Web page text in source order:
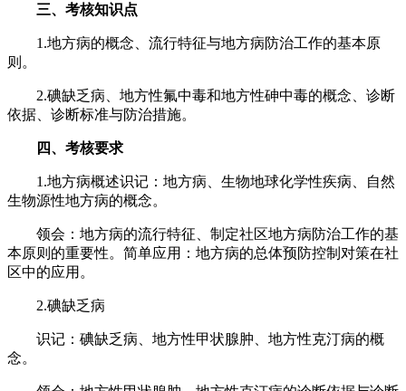
三、考核知识点
1.地方病的概念、流行特征与地方病防治工作的基本原
则。
2.碘缺乏病、地方性氟中毒和地方性砷中毒的概念、诊断
依据、诊断标准与防治措施。
四、考核要求
1.地方病概述识记：地方病、生物地球化学性疾病、自然
生物源性地方病的概念。
领会：地方病的流行特征、制定社区地方病防治工作的基
本原则的重要性。简单应用：地方病的总体预防控制对策在社
区中的应用。
2.碘缺乏病
识记：碘缺乏病、地方性甲状腺肿、地方性克汀病的概
念。